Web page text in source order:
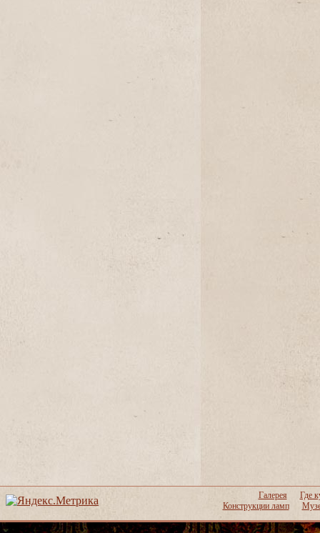
Галерея
Где
Конструкции ламп